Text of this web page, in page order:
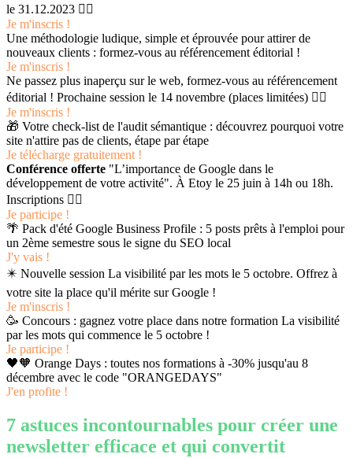
le 31.12.2023 👉🏻
Je m'inscris !
Une méthodologie ludique, simple et éprouvée pour attirer de
nouveaux clients : formez-vous au référencement éditorial !
Je m'inscris !
Ne passez plus inaperçu sur le web, formez-vous au référencement
éditorial ! Prochaine session le 14 novembre (places limitées) 👉🏻
Je m'inscris !
🎁 Votre check-list de l'audit sémantique : découvrez pourquoi votre
site n'attire pas de clients, étape par étape
Je télécharge gratuitement !
Conférence offerte "L’importance de Google dans le
développement de votre activité". À Etoy le 25 juin à 14h ou 18h.
Inscriptions 👉🏻
Je participe !
🌴 Pack d'été Google Business Profile : 5 posts prêts à l'emploi pour
un 2ème semestre sous le signe du SEO local
J'y vais !
✴️ Nouvelle session La visibilité par les mots le 5 octobre. Offrez à
votre site la place qu'il mérite sur Google !
Je m'inscris !
🥳 Concours : gagnez votre place dans notre formation La visibilité
par les mots qui commence le 5 octobre !
Je participe !
🖤🧡 Orange Days : toutes nos formations à -30% jusqu'au 8
décembre avec le code "ORANGEDAYS"
J'en profite !
7 astuces incontournables pour créer une
newsletter efficace et qui convertit